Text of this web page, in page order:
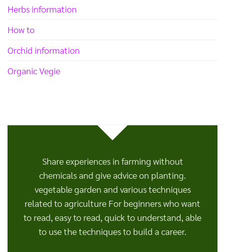
Herbs information
How to
Orchid information
Organic Vegie
Share experiences in farming without
chemicals and give advice on planting.
vegetable garden and various techniques
related to agriculture For beginners who want
to read, easy to read, quick to understand, able
to use the techniques to build a career.